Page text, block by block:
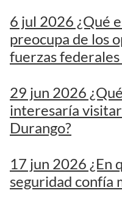
6 jul 2026 ¿Qué
preocupa de los
fuerzas
29 jun 2026
interesaría
Durango?
17 jun 2026 ¿En
seguridad confía